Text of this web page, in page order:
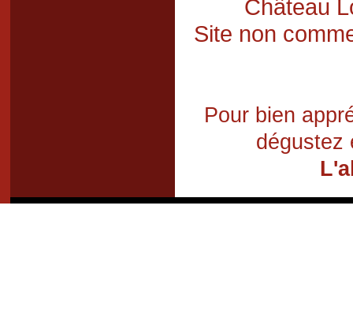
Château
Site non
Pour bien
dégustez